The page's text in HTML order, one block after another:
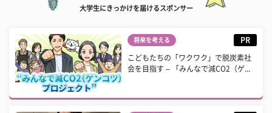
大学生にきっかけを届けるスポンサー
将来を考える PR
こどもたちの「ワクワク」で脱炭素社
会を目指す – 「みんなで減CO2（ゲ...